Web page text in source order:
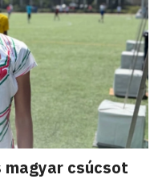
magyar csúcsot